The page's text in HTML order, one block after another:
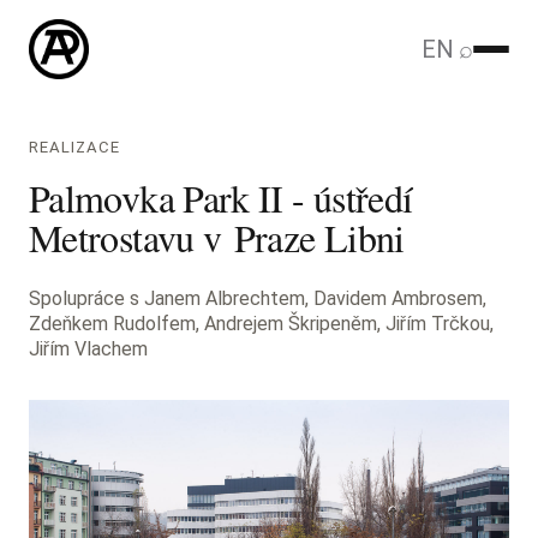
EN ⌕
REALIZACE
Palmovka Park II - ústředí
Metrostavu v Praze Libni
Spolupráce s Janem Albrechtem, Davidem Ambrosem,
Zdeňkem Rudolfem, Andrejem Škripeněm, Jiřím Trčkou,
Jiřím Vlachem